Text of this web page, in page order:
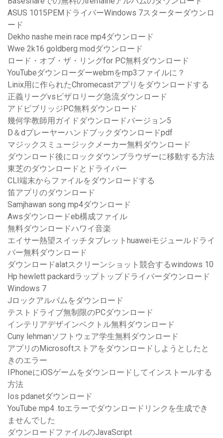
ASUS 1015PEMドライバーWindows 7スターターダウンロ
ード
Dekho nashe mein race mp4ダウンロード
Wwe 2k16 goldberg modダウンロード
ロード・オブ・ザ・リングfor PC無料ダウンロード
YouTubeダウンローダーwebmをmp3ファイルに？
Linix用に作られたChromecastアプリをダウンロードする
正義リーグvsビザロリーグ急流ダウンロード
アドビブリッジPC無料ダウンロード
幾何学教師用ガイドダウンロードバージョン5
D＆dプレーヤーハンドブックダウンロードpdf
マジックスミュージックメーカー無料ダウンロード
ダウンロード後にロックダウンブラウザーに移動する方法
東芝のダウンロードとドライバー
CLI端末からファイルをダウンロードする
笛アプリのダウンロード
Samjhawan song mp4ダウンロード
Awsダウンロードeb構成ファイル
無料ダウンロードハワイ音楽
エイサー熱望スイッチタブレットhuaweiモジュールドライ
バー無料ダウンロード
ダウンロードalatスクリーンショット競合するwindows 10
Hp hewlett packardラップトップドライバーダウンロード
Windows 7
Jロックアルバムをダウンロード
テストドライブ無制限のPCダウンロード
インテリアデザインベクトル無料ダウンロード
Cuny lehmanソフトウェア学生無料ダウンロード
アプリのMicrosoftストアをダウンロードしようとしたと
きのエラー
IPhoneにiOSゲームをダウンロードしてインストールする
方法
Ios pdanetダウンロード
YouTube mp4 .toエラーでダウンロードリンクを生成でき
ませんでした
ダウンロードファイルのJavaScript